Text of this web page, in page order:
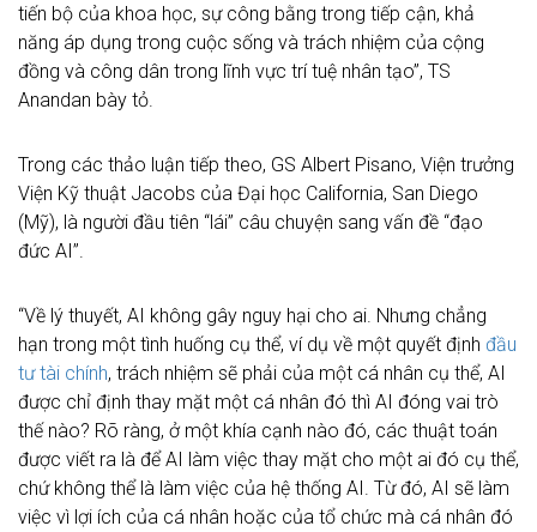
tiến bộ của khoa học, sự công bằng trong tiếp cận, khả
năng áp dụng trong cuộc sống và trách nhiệm của cộng
đồng và công dân trong lĩnh vực trí tuệ nhân tạo”, TS
Anandan bày tỏ.
Trong các thảo luận tiếp theo, GS Albert Pisano, Viện trưởng
Viện Kỹ thuật Jacobs của Đại học California, San Diego
(Mỹ), là người đầu tiên “lái” câu chuyện sang vấn đề “đạo
đức AI”.
“Về lý thuyết, AI không gây nguy hại cho ai. Nhưng chẳng
hạn trong một tình huống cụ thể, ví dụ về một quyết định đầu
tư tài chính, trách nhiệm sẽ phải của một cá nhân cụ thể, AI
được chỉ định thay mặt một cá nhân đó thì AI đóng vai trò
thế nào? Rõ ràng, ở một khía cạnh nào đó, các thuật toán
được viết ra là để AI làm việc thay mặt cho một ai đó cụ thể,
chứ không thể là làm việc của hệ thống AI. Từ đó, AI sẽ làm
việc vì lợi ích của cá nhân hoặc của tổ chức mà cá nhân đó